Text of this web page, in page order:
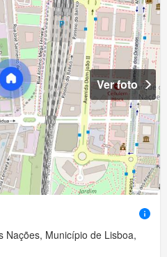
Ver foto
Nações, Município de Lisboa,